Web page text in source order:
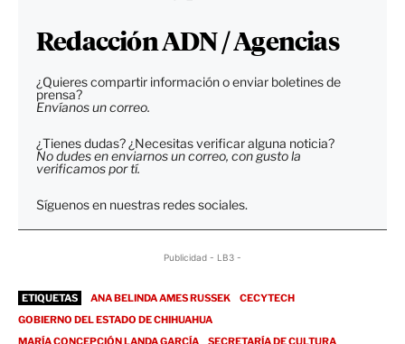
Redacción ADN / Agencias
¿Quieres compartir información o enviar boletines de
prensa?
Envíanos un correo.
¿Tienes dudas? ¿Necesitas verificar alguna noticia?
No dudes en enviarnos un correo, con gusto la
verificamos por tí.
Síguenos en nuestras redes sociales.
Publicidad - LB3 -
ETIQUETAS ANA BELINDA AMES RUSSEK
CECYTECH
GOBIERNO DEL ESTADO DE CHIHUAHUA